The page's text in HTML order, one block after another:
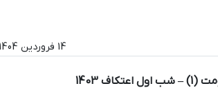
14 فروردین 1404
1403